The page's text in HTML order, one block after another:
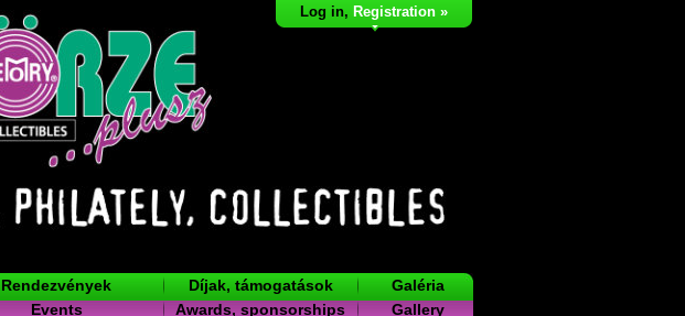
Log in, Registration »
Rendezvények Díjak, támogatások
Galéria
Events Awards, sponsorships Gallery